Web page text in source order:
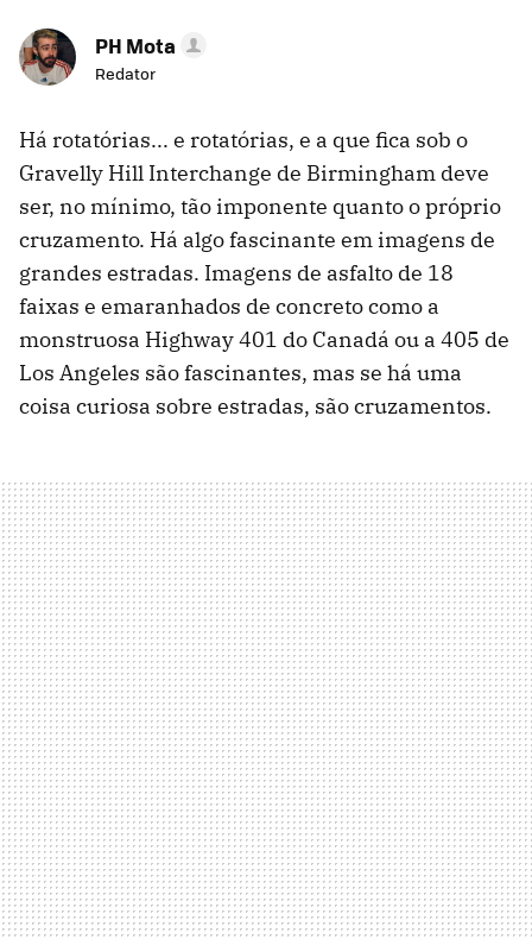
PH Mota
Redator
Há rotatórias... e rotatórias, e a que fica sob o
Gravelly Hill Interchange de Birmingham deve
ser, no mínimo, tão imponente quanto o próprio
cruzamento. Há algo fascinante em imagens de
grandes estradas. Imagens de asfalto de 18
faixas e emaranhados de concreto como a
monstruosa Highway 401 do Canadá ou a 405 de
Los Angeles são fascinantes, mas se há uma
coisa curiosa sobre estradas, são cruzamentos.